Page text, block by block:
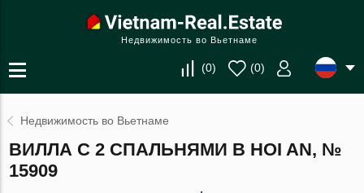
Недвижимость во Вьетнаме
(0) (0)
Недвижимость во Вьетнаме
ВИЛЛА С 2 СПАЛЬНЯМИ В HOI AN, №
15909